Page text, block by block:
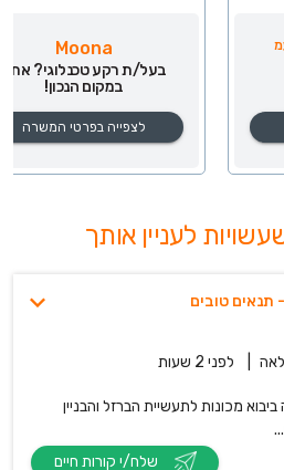
Moona
בעל/ת רקע טכנלוגי? אתם
במקום הנכון!
לצפייה בפרטי המשרה
תנאים טובים
לפני 2 שעות
מכונות לתעשיית הברזל והבניין